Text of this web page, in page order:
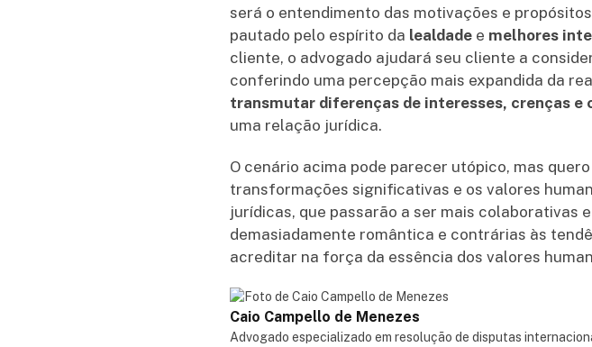
será o entendimento das motivações e
pautado pelo espírito da lealdade e melhores
cliente, o advogado ajudará seu cliente a
conferindo uma percepção mais expandida da
transmutar diferenças de interesses, crenças e
uma relação jurídica.
O cenário acima pode parecer utópico, mas
transformações significativas e os valores
jurídicas, que passarão a ser mais colaborativas
demasiadamente romântica e contrárias às
acreditar na força da essência dos valores
Caio Campello de Menezes
Advogado especializado em resolução de disputas